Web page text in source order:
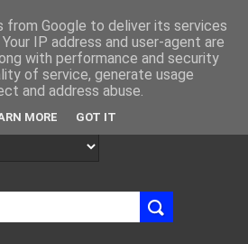
from Google to deliver its services
IP address and user-agent are
with performance and security
of service, generate usage
and address abuse.
MORE GOT IT